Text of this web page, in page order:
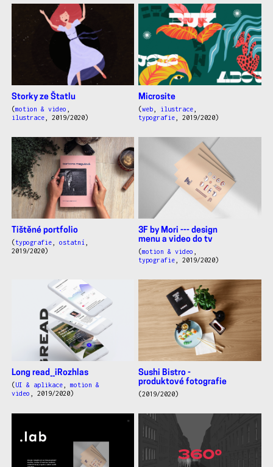
další
práce
Storky ze Štatlu
(motion & video
ilustrace, 2019/2020)
Microsite
(web ilustrace
typografie , 2019/2020)
Tištěné portfolio
(typografie, ostatní
2019/2020)
3F by Mori --- design
menu a video do tv
(motion & video
typografie , 2019/2020)
Long read__iRozhlas
(UI & aplikace, motion &
video , 2019/2020)
Sushi Bistro -
produktové fotografie
(2019/2020)